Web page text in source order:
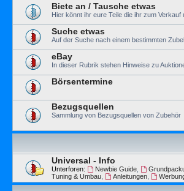
Biete an / Tausche etwas
Hier könnt ihr eure Teile die ihr zum Verkauf
Suche etwas
Auf der Suche nach einem bestimmten
eBay
In dieser Rubrik stehen Hinweise zu
Börsentermine
Bezugsquellen
Sammlung von Bezugsquellen von Zubehör
Universal - Info
Unterforen: Newbie Guide,
Tuning & Umbau
Anleitungen,